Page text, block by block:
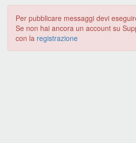
Per pubblicare messaggi devi
Se non hai ancora un account su
con la registrazione